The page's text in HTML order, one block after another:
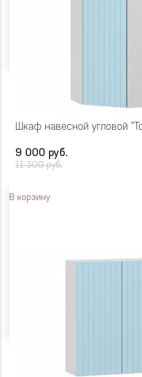
Шкаф навесной угловой
9 000 руб.
11 300 руб.
В корзину